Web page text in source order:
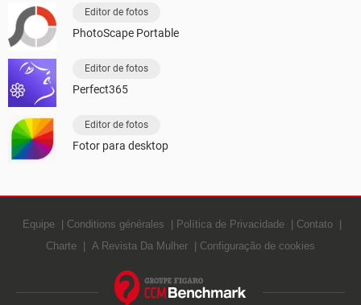
Editor de fotos
PhotoScape Portable
Editor de fotos
Perfect365
Editor de fotos
Fotor para desktop
Equipe Conditions générales Política de Privacidade
Contato
Charte
A Revista Da Mulher Configuração de cookies